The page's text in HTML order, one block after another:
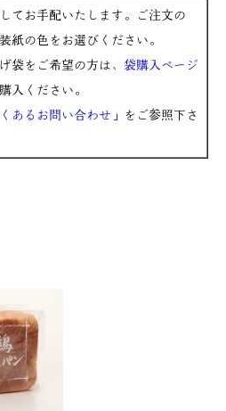
してお手配いたします。ご注文の
紙の色をお選びください。
袋をご希望の方は、 袋購入ページ
入ください。
くあるお問い合わせ」
をご参照下さ